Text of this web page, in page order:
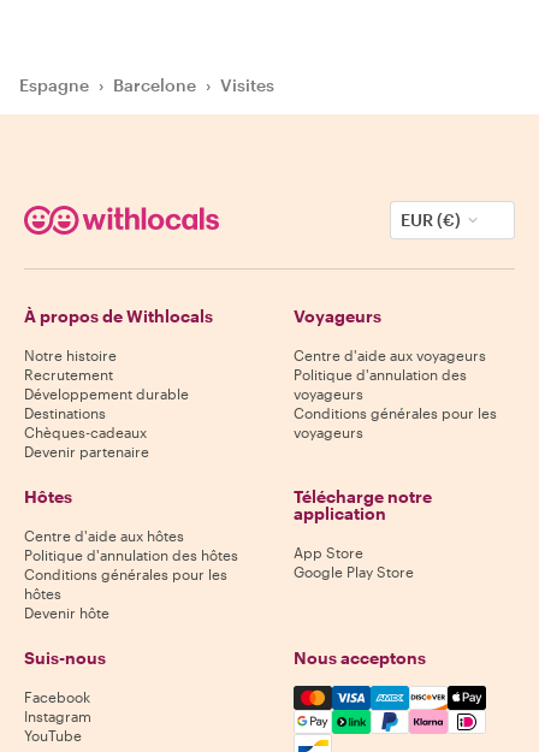
Espagne › Barcelone › Visites
EUR (€)
À propos de Withlocals
Notre histoire
Recrutement
Développement durable
Destinations
Chèques-cadeaux
Devenir partenaire
Voyageurs
Centre d'aide aux voyageurs
Politique d'annulation des
voyageurs
Conditions générales pour les
voyageurs
Hôtes
Centre d'aide aux hôtes
Politique d'annulation des hôtes
Conditions générales pour les
hôtes
Devenir hôte
Télécharge notre
application
App Store
Google Play Store
Suis-nous
Facebook
Instagram
YouTube
Nous acceptons
Mastercard, Visa, Amex,